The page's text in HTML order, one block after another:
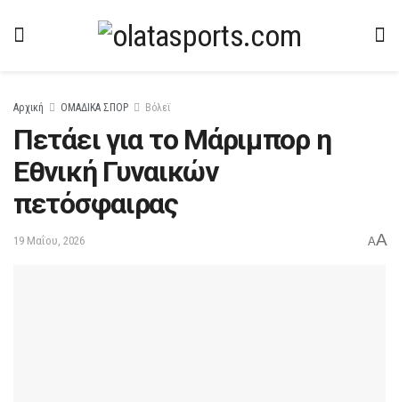
Αρχική ΟΜΑΔΙΚΑ ΣΠΟΡ Βόλεϊ
Πετάει για το Μάριμπορ η
Εθνική Γυναικών
πετόσφαιρας
19 Μαΐου, 2026 AA